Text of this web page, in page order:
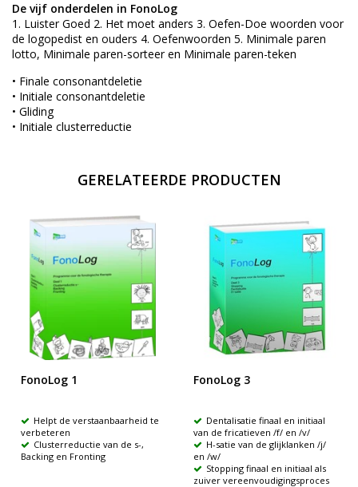
De vijf onderdelen in FonoLog
1. Luister Goed 2. Het moet anders 3. Oefen-Doe woorden voor
de logopedist en ouders 4. Oefenwoorden 5. Minimale paren
lotto, Minimale paren-sorteer en Minimale paren-teken
• Finale consonantdeletie
• Initiale consonantdeletie
• Gliding
• Initiale clusterreductie
GERELATEERDE PRODUCTEN
FonoLog 1
Helpt de verstaanbaarheid te
verbeteren
Clusterreductie van de s-,
Backing en Fronting
FonoLog 3
Dentalisatie finaal en initiaal
van de fricatieven /f/ en /v/
H-satie van de glijklanken /j/
en /w/
Stopping finaal en initiaal als
zuiver vereenvoudigingsproces